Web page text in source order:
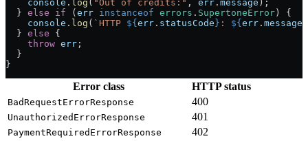
    console
. log ( "Out of credits:" , err . message );
  }
else if ( err instanceof errors . SupertoneError ) {
    console
. log ( `HTTP ${ err . statusCode } : ${ err . message
  }
else {
    throw
err ;
  }
}
Error class HTTP status
BadRequestErrorResponse 400
UnauthorizedErrorResponse 401
PaymentRequiredErrorResponse 402